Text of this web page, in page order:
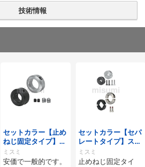
技術情報
セットカラー【止め
ねじ固定タイプ】ス
タンダード
ミスミ
安価で一般的です。
セットカラー【セパ
レートタイプ】スタ
ンダード
ミスミ
止めねじ固定タイ